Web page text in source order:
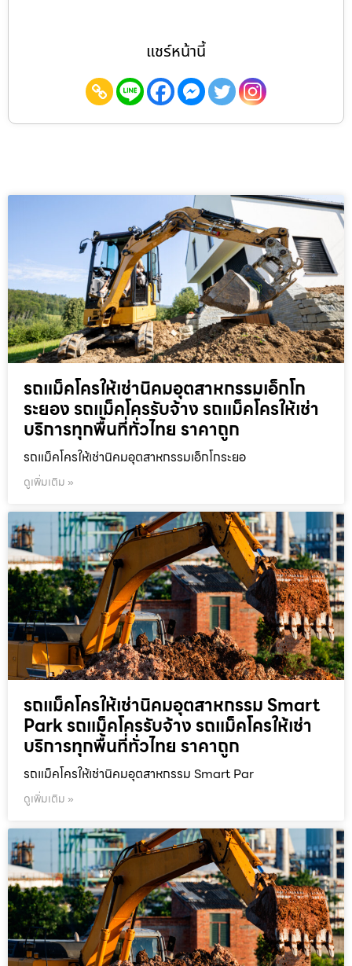
แชร์หน้านี้
รถแม็คโครให้เช่านิคมอุตสาหกรรมเอ็กโก
ระยอง รถแม็คโครรับจ้าง รถแม็คโครให้เช่า
บริการทุกพื้นที่ทั่วไทย ราคาถูก
รถแม็คโครให้เช่านิคมอุตสาหกรรมเอ็กโกระยอ
ดูเพิ่มเติม »
รถแม็คโครให้เช่านิคมอุตสาหกรรม Smart
Park รถแม็คโครรับจ้าง รถแม็คโครให้เช่า
บริการทุกพื้นที่ทั่วไทย ราคาถูก
รถแม็คโครให้เช่านิคมอุตสาหกรรม Smart Par
ดูเพิ่มเติม »